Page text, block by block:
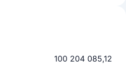
100 204 085,12